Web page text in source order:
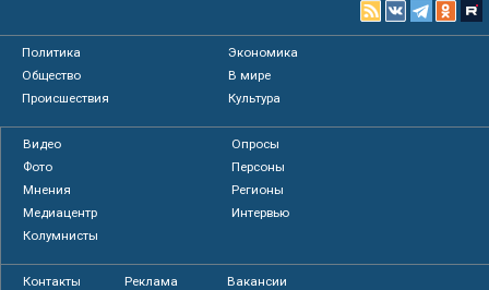
Политика
Экономика
Общество
В мире
Происшествия
Культура
Видео
Опросы
Фото
Персоны
Мнения
Регионы
Медиацентр
Интервью
Колумнисты
Контакты Реклама Вакансии